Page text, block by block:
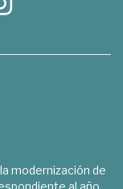
modernización de